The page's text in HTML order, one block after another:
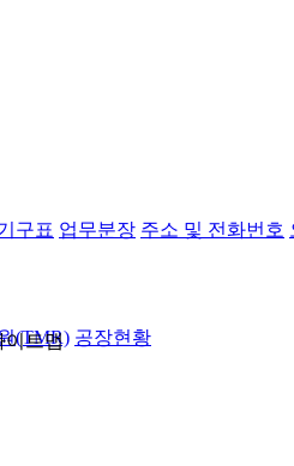
구표 업무분장 주소 및 전화번호
(TMR) 공장현황
이트맵